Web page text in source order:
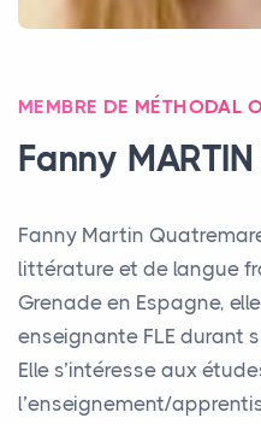
MEMBRE DE MÉTHODAL
Fanny MARTIN
Fanny Martin
littérature et de langue
Grenade en Espagne,
enseignante FLE durant
Elle s’intéresse aux
l’enseignement/